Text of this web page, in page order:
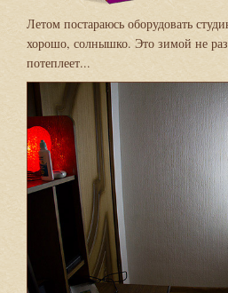
Летом постараюсь оборудовать
хорошо, солнышко. Это зимой не
потеплеет...